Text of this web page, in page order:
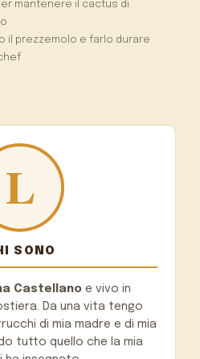
mantenere il cactus di
il prezzemolo e farlo durare
SONO
Castellano e vivo in
Da una vita tengo
di mia madre e di mia
tutto quello che la mia